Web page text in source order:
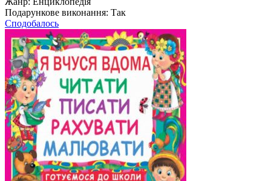
Подарункове виконання: Так
Сподобалось